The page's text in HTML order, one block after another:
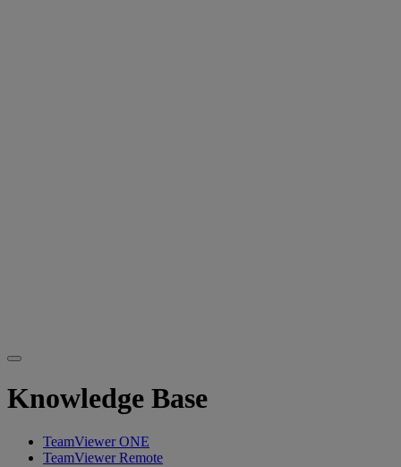
Knowledge Base
TeamViewer ONE
TeamViewer Remote